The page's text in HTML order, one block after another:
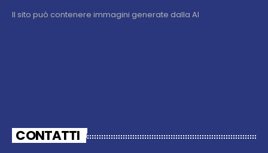
Il sito può contenere immagini generate dalla AI
CONTATTI